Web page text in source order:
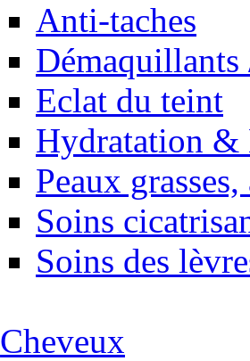
Anti-taches
Démaquillants
Eclat du teint
Hydratation &
Peaux
Soins
Soins des
Cheveux